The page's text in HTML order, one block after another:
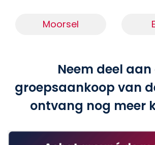
Moorsel
Neem deel aan
groepsaankoop van
ontvang nog meer